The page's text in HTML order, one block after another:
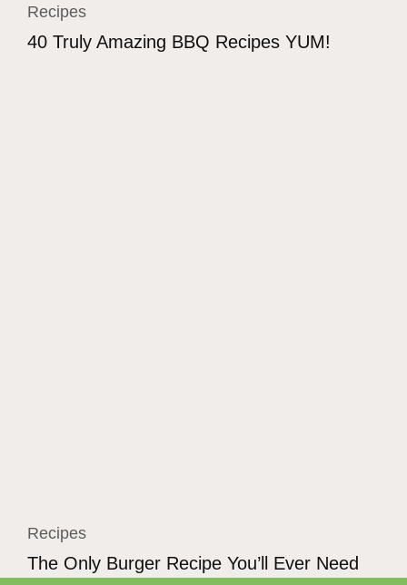
Recipes
40 Truly Amazing BBQ Recipes YUM!
Recipes
The Only Burger Recipe You’ll Ever Need